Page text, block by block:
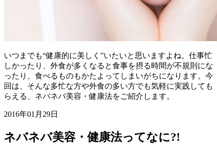
いつまでも“健康的に美しく”いたいと思いますよね。仕事忙
しかったり、外食が多くなると食事を摂る時間が不規則にな
ったり、食べるものもかたよってしまいがちになります。今
回は、そんな多忙な方や外食の多い方でも気軽に実践しても
らえる、ネバネバ美容・健康法をご紹介します。
2016年01月29日
ネバネバ美容・健康法ってなに?!